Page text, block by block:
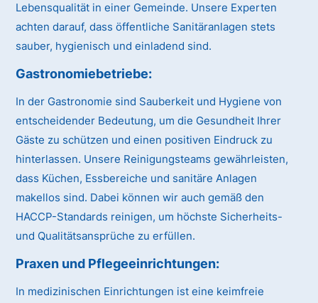
Lebensqualität in einer Gemeinde. Unsere Experten
achten darauf, dass öffentliche Sanitäranlagen stets
sauber, hygienisch und einladend sind.
Gastronomiebetriebe:
In der Gastronomie sind Sauberkeit und Hygiene von
entscheidender Bedeutung, um die Gesundheit Ihrer
Gäste zu schützen und einen positiven Eindruck zu
hinterlassen. Unsere Reinigungsteams gewährleisten,
dass Küchen, Essbereiche und sanitäre Anlagen
makellos sind. Dabei können wir auch gemäß den
HACCP-Standards reinigen, um höchste Sicherheits-
und Qualitätsansprüche zu erfüllen.
Praxen und Pflegeeinrichtungen:
In medizinischen Einrichtungen ist eine keimfreie